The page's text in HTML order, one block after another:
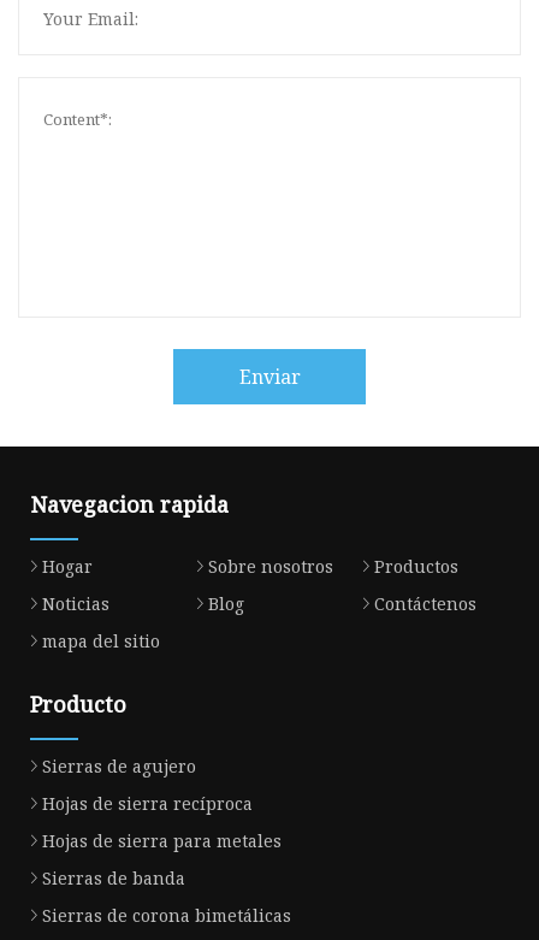
Enviar
Navegacion rapida
Hogar Sobre nosotros
Productos
Noticias
Blog
Contáctenos
mapa del sitio
Producto
Sierras de agujero
Hojas de sierra recíproca
Hojas de sierra para metales
Sierras de banda
Sierras de corona bimetálicas